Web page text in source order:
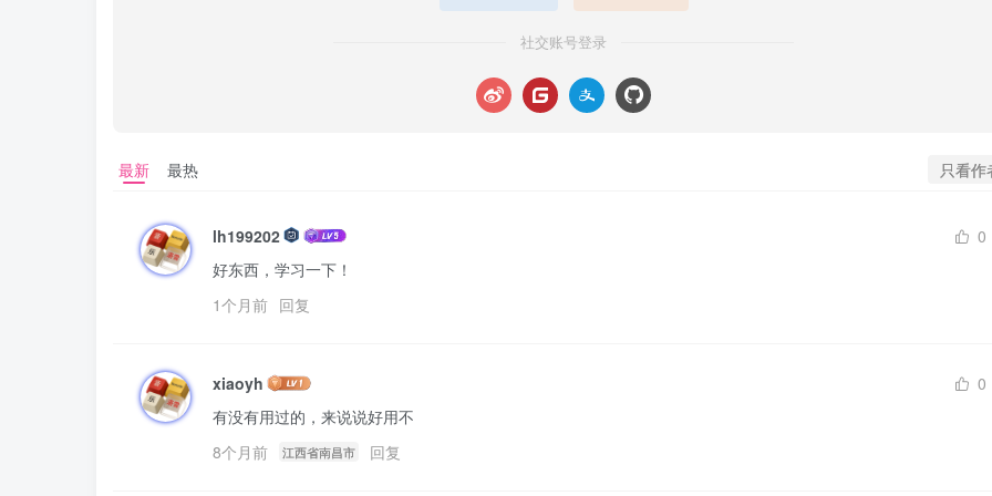
社交账号登录
最新 最热 只看作
lh199202
0
好东西，学习一下！
1个月前 回复
xiaoyh
0
有没有用过的，来说说好用不
8个月前
江西省南昌市 回复